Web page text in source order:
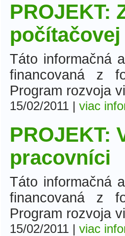
PROJEKT:
Táto informačná
financovaná z
Program rozvoja
15/02/2011 | viac
PROJEKT:
pracovníci
Táto informačná
financovaná z
Program rozvoja
15/02/2011 | viac